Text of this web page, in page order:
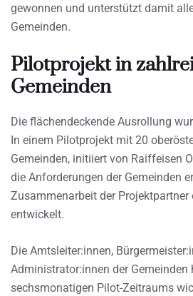
gewonnen und unterstützt damit
Gemeinden.
Pilotprojekt in
Gemeinden
Die flächendeckende Ausrollung
In einem Pilotprojekt mit 20
Gemeinden, initiiert von Raiffeisen
die Anforderungen der Gemeinden
Zusammenarbeit der Projektpartner
entwickelt.
Die Amtsleiter:innen,
Administrator:innen der Gemeinden
sechsmonatigen Pilot-Zeitraums